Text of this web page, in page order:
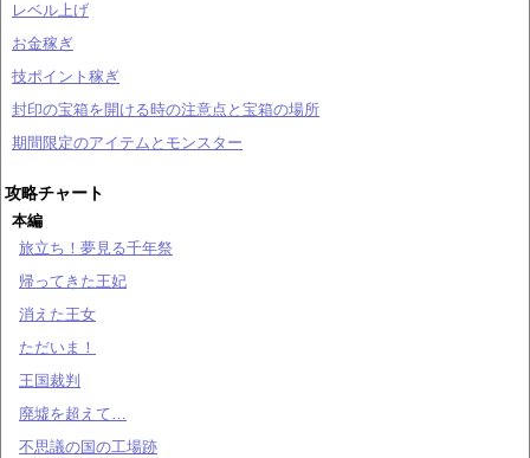
レベル上げ
お金稼ぎ
技ポイント稼ぎ
封印の宝箱を開ける時の注意点と宝箱の場所
期間限定のアイテムとモンスター
攻略チャート
本編
旅立ち！夢見る千年祭
帰ってきた王妃
消えた王女
ただいま！
王国裁判
廃墟を超えて…
不思議の国の工場跡